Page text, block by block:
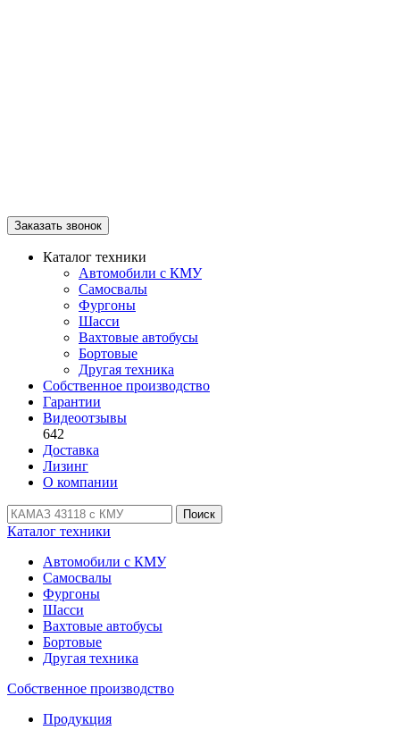
Заказать звонок
Каталог техники
Автомобили с КМУ
Самосвалы
Фургоны
Шасси
Вахтовые автобусы
Бортовые
Другая техника
Собственное производство
Гарантии
Видеоотзывы
642
Доставка
Лизинг
О компании
Поиск
Каталог техники
Автомобили с КМУ
Самосвалы
Фургоны
Шасси
Вахтовые автобусы
Бортовые
Другая техника
Собственное производство
Продукция